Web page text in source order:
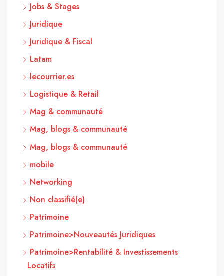
Jobs & Stages
Juridique
Juridique & Fiscal
Latam
lecourrier.es
Logistique & Retail
Mag & communauté
Mag, blogs & communauté
Mag, blogs & communauté
mobile
Networking
Non classifié(e)
Patrimoine
Patrimoine>Nouveautés Juridiques
Patrimoine>Rentabilité & Investissements
Locatifs